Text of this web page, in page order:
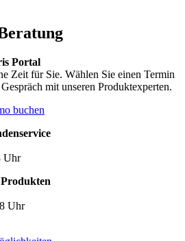
Portal
Zeit für Sie. Wählen Sie einen Termin
mit unseren Produktexperten.
buchen
Uhr
Uhr